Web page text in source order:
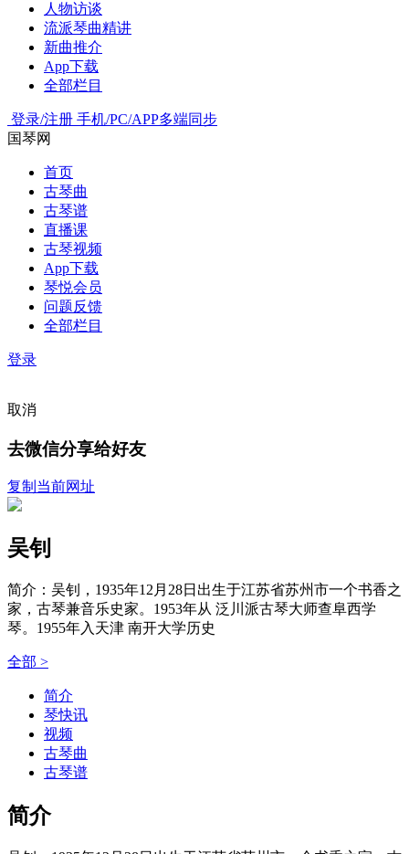
人物访谈
流派琴曲精讲
新曲推介
App下载
全部栏目
登录/注册 手机/PC/APP多端同步
国琴网
首页
古琴曲
古琴谱
直播课
古琴视频
App下载
琴悦会员
问题反馈
全部栏目
登录
取消
去微信分享给好友
复制当前网址
吴钊
简介：吴钊，1935年12月28日出生于江苏省苏州市一个书香之
家，古琴兼音乐史家。1953年从 泛川派古琴大师查阜西学
琴。1955年入天津 南开大学历史
全部 >
简介
琴快讯
视频
古琴曲
古琴谱
简介